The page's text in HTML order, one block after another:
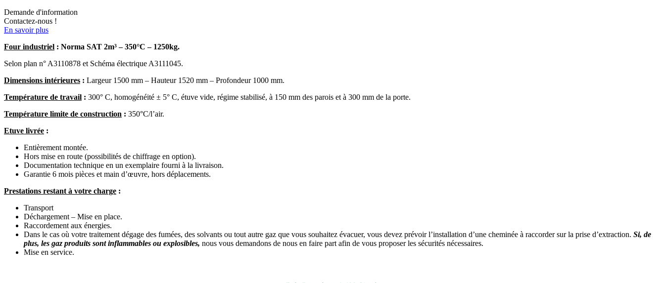
Demande d'information
Contactez-nous !
En savoir plus
Four industriel : Norma SAT 2m³ – 350°C – 1250kg.
Selon plan n° A3110878 et Schéma électrique A3111045.
Dimensions intérieures : Largeur 1500 mm – Hauteur 1520 mm – Profondeur 1000 mm.
Température de travail : 300° C, homogénéité ± 5° C, étuve vide, régime stabilisé, à 150 mm des parois et à 300 mm de la porte.
Température limite de construction : 350°C/l’air.
Etuve livrée :
Entièrement montée.
Hors mise en route (possibilités de chiffrage en option).
Documentation technique en un exemplaire fourni à la livraison.
Garantie 6 mois pièces et main d’œuvre, hors déplacements.
Prestations restant à votre charge :
Transport
Déchargement – Mise en place.
Raccordement aux énergies.
Dans le cas où votre traitement dégage des fumées, des solvants ou tout autre gaz que vous souhaitez évacuer, vous devez prévoir l’installation d’une cheminée à raccorder sur la prise d’extraction. Si, de
plus, les gaz produits sont inflammables ou explosibles, nous vous demandons de nous en faire part afin de vous proposer les sécurités nécessaires.
Mise en service.